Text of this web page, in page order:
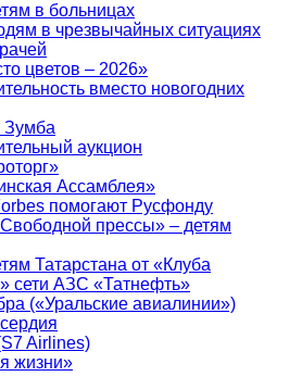
в больницах
в чрезвычайных ситуациях
цветов – 2026»
вместо новогодних
Зумба
аукцион
Ассамблея»
помогают Русфонду
прессы» – детям
Татарстана от «Клуба
сети АЗС «Татнефть»
(«Уральские авиалинии»)
Airlines)
жизни»